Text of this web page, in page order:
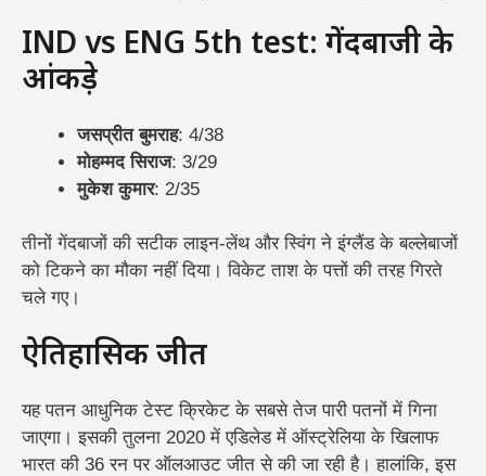
IND vs ENG 5th test: गेंदबाजी के
आंकड़े
जसप्रीत बुमराह: 4/38
मोहम्मद सिराज: 3/29
मुकेश कुमार: 2/35
तीनों गेंदबाजों की सटीक लाइन-लेंथ और स्विंग ने इंग्लैंड के बल्लेबाजों
को टिकने का मौका नहीं दिया। विकेट ताश के पत्तों की तरह गिरते
चले गए।
ऐतिहासिक जीत
यह पतन आधुनिक टेस्ट क्रिकेट के सबसे तेज पारी पतनों में गिना
जाएगा। इसकी तुलना 2020 में एडिलेड में ऑस्ट्रेलिया के खिलाफ
भारत की 36 रन पर ऑलआउट जीत से की जा रही है। हालांकि, इस